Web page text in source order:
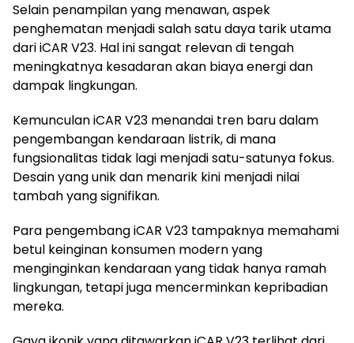
Selain penampilan yang menawan, aspek
penghematan menjadi salah satu daya tarik utama
dari iCAR V23. Hal ini sangat relevan di tengah
meningkatnya kesadaran akan biaya energi dan
dampak lingkungan.
Kemunculan iCAR V23 menandai tren baru dalam
pengembangan kendaraan listrik, di mana
fungsionalitas tidak lagi menjadi satu-satunya fokus.
Desain yang unik dan menarik kini menjadi nilai
tambah yang signifikan.
Para pengembang iCAR V23 tampaknya memahami
betul keinginan konsumen modern yang
menginginkan kendaraan yang tidak hanya ramah
lingkungan, tetapi juga mencerminkan kepribadian
mereka.